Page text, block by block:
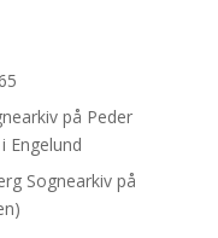
på Peder
Engelund
Sognearkivpå